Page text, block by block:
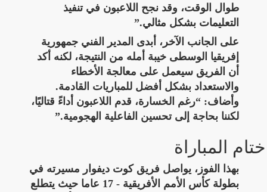
طوال الوقت، وقد نجح اللاعبون في تنفيذ
التعليمات بشكل مثالي.”
على الجانب الآخر، أبدى المدير الفني جمهورية
إفريقيا الوسطى خيبة أمله من النتيجة، لكنه أكد
أن الفريق سيعمل على معالجة الأخطاء
والاستعداد بشكل أفضل للمباريات القادمة.
وأضاف: “رغم الخسارة، قدم اللاعبون أداءً قتاليًا،
لكننا بحاجة إلى تحسين الفاعلية الهجومية.”
ختام المباراة
بهذا الفوز، يواصل فريق كوت ديفوار مسيرته في
بطولة كأس الأمم الأفريقية - 17 عاما حيث يتطلع